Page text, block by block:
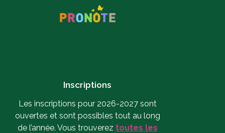
Inscriptions
Les inscriptions pour 2026-2027 sont
ouvertes et sont possibles tout au long
de l’année. Vous trouverez toutes les